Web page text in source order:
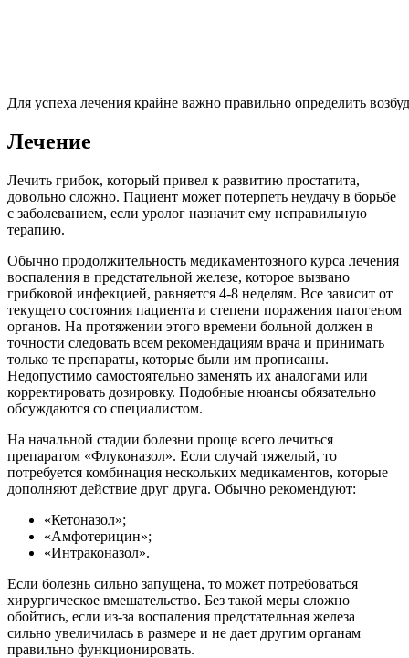
Для успеха лечения крайне важно правильно определить
Лечение
Лечить грибок, который привел к развитию простатита,
довольно сложно. Пациент может потерпеть неудачу в борьбе
с заболеванием, если уролог назначит ему неправильную
терапию.
Обычно продолжительность медикаментозного курса лечения
воспаления в предстательной железе, которое вызвано
грибковой инфекцией, равняется 4-8 неделям. Все зависит от
текущего состояния пациента и степени поражения патогеном
органов. На протяжении этого времени больной должен в
точности следовать всем рекомендациям врача и принимать
только те препараты, которые были им прописаны.
Недопустимо самостоятельно заменять их аналогами или
корректировать дозировку. Подобные нюансы обязательно
обсуждаются со специалистом.
На начальной стадии болезни проще всего лечиться
препаратом «Флуконазол». Если случай тяжелый, то
потребуется комбинация нескольких медикаментов, которые
дополняют действие друг друга. Обычно рекомендуют:
«Кетоназол»;
«Амфотерицин»;
«Интраконазол».
Если болезнь сильно запущена, то может потребоваться
хирургическое вмешательство. Без такой меры сложно
обойтись, если из-за воспаления предстательная железа
сильно увеличилась в размере и не дает другим органам
правильно функционировать.